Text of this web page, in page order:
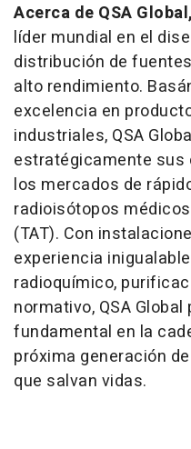
Acerca de QSA
líder mundial en el
distribución de
alto rendimiento.
excelencia en
industriales, QSA
estratégicamente sus
los mercados de
radioisótopos
(TAT). Con
experiencia
radioquímico,
normativo, QSA
fundamental en la
próxima generación
que salvan vidas.